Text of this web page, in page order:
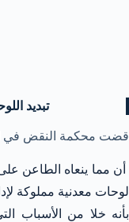
تبديد
قضت محكمة النقض في الطعن رقم
أن مما ينعاه الطاعن
لوحات معدنية مملوكة
بأنه خلا من الأسباب